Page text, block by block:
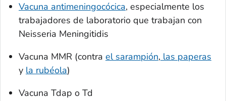
Vacuna antimeningocócica, especialmente los
trabajadores de laboratorio que trabajan con
Neisseria Meningitidis
Vacuna MMR (contra el sarampión, las paperas
y la rubéola)
Vacuna Tdap o Td